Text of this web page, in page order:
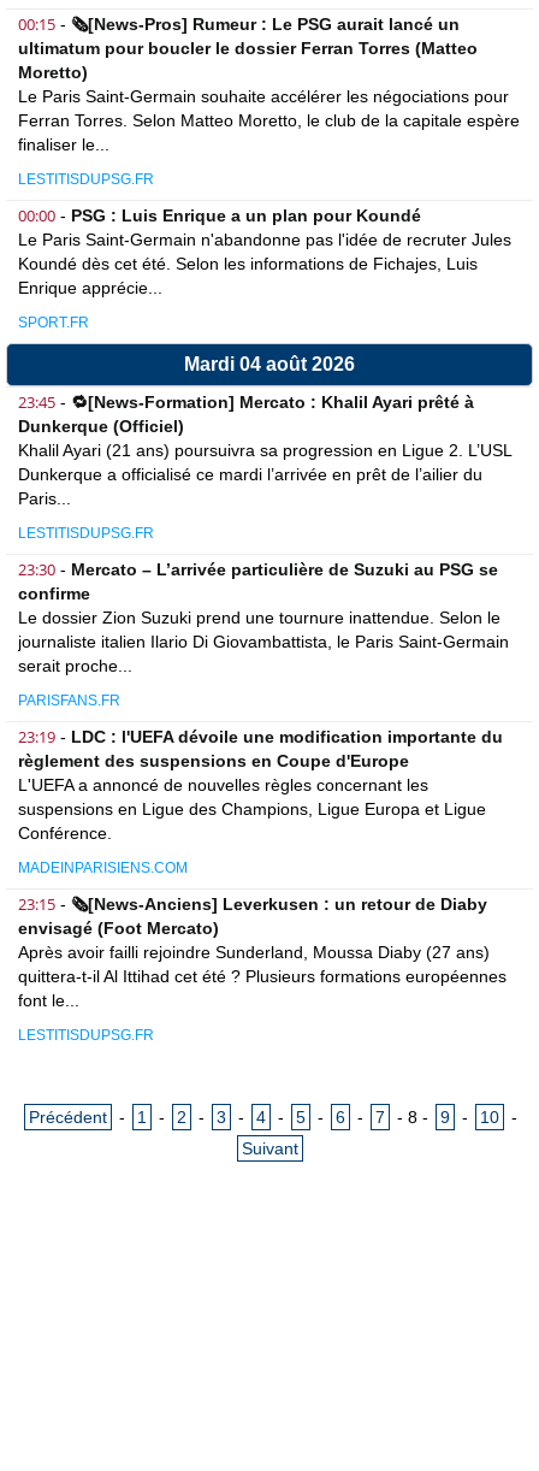
00:15 - 🗞️[News-Pros] Rumeur : Le PSG aurait lancé un
ultimatum pour boucler le dossier Ferran Torres (Matteo
Moretto)
Le Paris Saint-Germain souhaite accélérer les négociations pour
Ferran Torres. Selon Matteo Moretto, le club de la capitale espère
finaliser le...
LESTITISDUPSG.FR
00:00 - PSG : Luis Enrique a un plan pour Koundé
Le Paris Saint-Germain n'abandonne pas l'idée de recruter Jules
Koundé dès cet été. Selon les informations de Fichajes, Luis
Enrique apprécie...
SPORT.FR
Mardi 04 août 2026
23:45 - 🔁[News-Formation] Mercato : Khalil Ayari prêté à
Dunkerque (Officiel)
Khalil Ayari (21 ans) poursuivra sa progression en Ligue 2. L’USL
Dunkerque a officialisé ce mardi l’arrivée en prêt de l’ailier du
Paris...
LESTITISDUPSG.FR
23:30 - Mercato – L’arrivée particulière de Suzuki au PSG se
confirme
Le dossier Zion Suzuki prend une tournure inattendue. Selon le
journaliste italien Ilario Di Giovambattista, le Paris Saint-Germain
serait proche...
PARISFANS.FR
23:19 - LDC : l'UEFA dévoile une modification importante du
règlement des suspensions en Coupe d'Europe
L'UEFA a annoncé de nouvelles règles concernant les
suspensions en Ligue des Champions, Ligue Europa et Ligue
Conférence.
MADEINPARISIENS.COM
23:15 - 🗞️[News-Anciens] Leverkusen : un retour de Diaby
envisagé (Foot Mercato)
Après avoir failli rejoindre Sunderland, Moussa Diaby (27 ans)
quittera-t-il Al Ittihad cet été ? Plusieurs formations européennes
font le...
LESTITISDUPSG.FR
Précédent - 1 - 2 - 3 - 4 - 5 - 6 - 7 - 8 - 9 - 10
-
Suivant